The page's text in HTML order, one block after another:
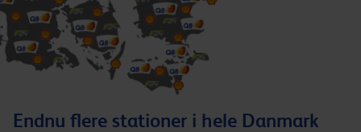
Endnu flere stationer i hele Danmark